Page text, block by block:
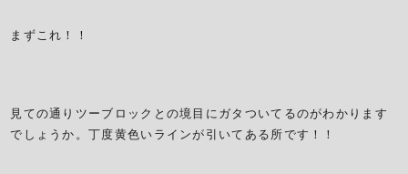
まずこれ！！
見ての通りツーブロックとの境目にガタついてるのがわかります
でしょうか。丁度黄色いラインが引いてある所です！！